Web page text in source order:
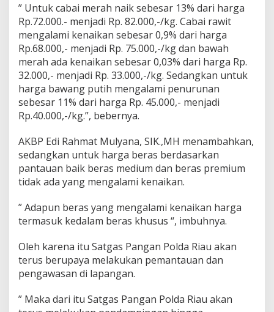
n
O
p
e
r
a
s
P
a
s
r
M
u
r
a
” Untuk cabai merah naik sebesar 13% dari harga
Rp.72.000.- menjadi Rp. 82.000,-/kg. Cabai rawit
mengalami kenaikan sebesar 0,9% dari harga
Rp.68.000,- menjadi Rp. 75.000,-/kg dan bawah
merah ada kenaikan sebesar 0,03% dari harga Rp.
32.000,- menjadi Rp. 33.000,-/kg. Sedangkan untuk
harga bawang putih mengalami penurunan
sebesar 11% dari harga Rp. 45.000,- menjadi
Rp.40.000,-/kg.”, bebernya.
AKBP Edi Rahmat Mulyana, SIK.,MH menambahkan,
sedangkan untuk harga beras berdasarkan
pantauan baik beras medium dan beras premium
tidak ada yang mengalami kenaikan.
” Adapun beras yang mengalami kenaikan harga
termasuk kedalam beras khusus “, imbuhnya.
Oleh karena itu Satgas Pangan Polda Riau akan
terus berupaya melakukan pemantauan dan
pengawasan di lapangan.
” Maka dari itu Satgas Pangan Polda Riau akan